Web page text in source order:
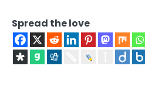
Spread the love